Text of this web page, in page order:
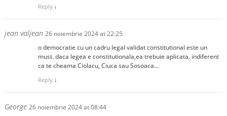
Reply ↓
jean valjean 26 noiembrie 2024 at 22:25
o democratie cu un cadru legal validat constitutional este un
must. daca legea e constitutionala,ea trebuie aplicata, indiferent
ca te cheama Ciolacu, Ciuca sau Sosoaca…
Reply ↓
George 26 noiembrie 2024 at 08:44